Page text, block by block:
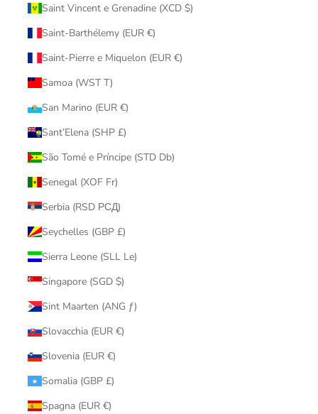
Saint Vincent e Grenadine (XCD $)
Saint-Barthélemy (EUR €)
Saint-Pierre e Miquelon (EUR €)
Samoa (WST T)
San Marino (EUR €)
Sant’Elena (SHP £)
São Tomé e Príncipe (STD Db)
Senegal (XOF Fr)
Serbia (RSD РСД)
Seychelles (GBP £)
Sierra Leone (SLL Le)
Singapore (SGD $)
Sint Maarten (ANG ƒ)
Slovacchia (EUR €)
Slovenia (EUR €)
Somalia (GBP £)
Spagna (EUR €)